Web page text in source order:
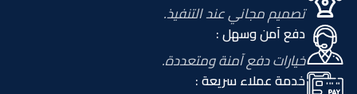
تصميم مجاني عند التنفيذ.
دفع آمن وسهل :
خيارات دفع آمنة ومتعددة.
خدمة عملاء سريعة :